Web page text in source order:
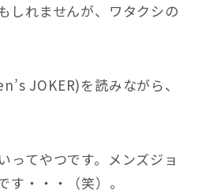
しれませんが、ワタクシの
JOKER)を読みながら、
てやつです。メンズジョ
・・・（笑）。